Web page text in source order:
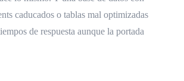
caducados o tablas mal optimizadas
de respuesta aunque la portada